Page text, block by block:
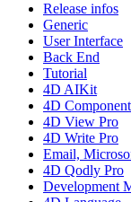
Release infos
Generic
User Interface
Back End
Tutorial
4D AIKit
4D
4D View Pro
4D Write Pro
Email,
4D Qodly Pro
Development